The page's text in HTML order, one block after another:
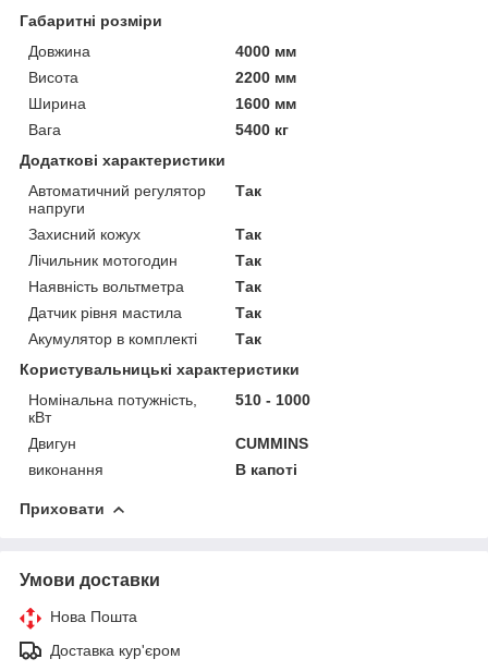
Габаритні розміри
Довжина
4000 мм
Висота
2200 мм
Ширина
1600 мм
Вага
5400 кг
Додаткові характеристики
Автоматичний регулятор
напруги
Так
Захисний кожух
Так
Лічильник мотогодин
Так
Наявність вольтметра
Так
Датчик рівня мастила
Так
Акумулятор в комплекті
Так
Користувальницькі характеристики
Номінальна потужність,
кВт
510 - 1000
Двигун
CUMMINS
виконання
В капоті
Приховати
Умови доставки
Нова Пошта
Доставка кур'єром